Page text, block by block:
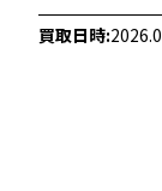
56.2g
参考買取価格
買取日時: